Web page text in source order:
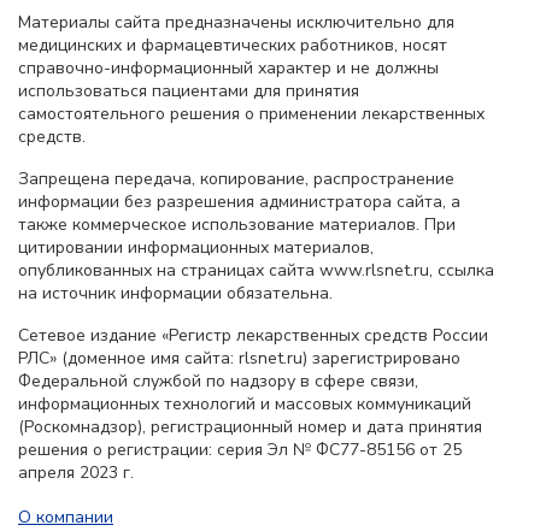
Материалы сайта предназначены исключительно для
медицинских и фармацевтических работников, носят
справочно-информационный характер и не должны
использоваться пациентами для принятия
самостоятельного решения о применении лекарственных
средств.
Запрещена передача, копирование, распространение
информации без разрешения администратора сайта, а
также коммерческое использование материалов. При
цитировании информационных материалов,
опубликованных на страницах сайта www.rlsnet.ru, ссылка
на источник информации обязательна.
Сетевое издание «Регистр лекарственных средств России
РЛС» (доменное имя сайта: rlsnet.ru) зарегистрировано
Федеральной службой по надзору в сфере связи,
информационных технологий и массовых коммуникаций
(Роскомнадзор), регистрационный номер и дата принятия
решения о регистрации: серия Эл № ФС77-85156 от 25
апреля 2023 г.
О компании